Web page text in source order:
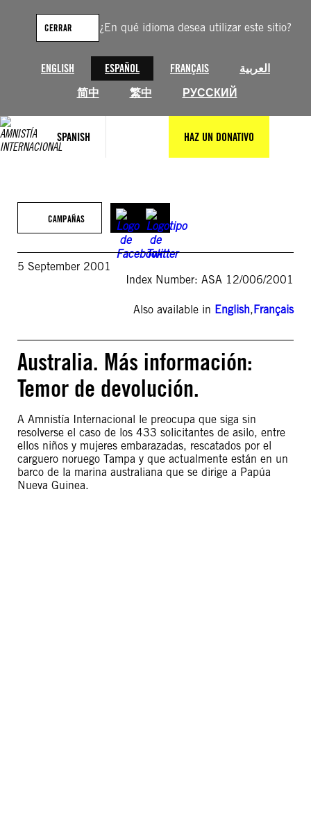
¿En qué idioma desea utilizar este sitio?
ENGLISH ESPAÑOL FRANÇAIS
العربية
简中
繁中 РУССКИЙ
CERRAR
SPANISH HAZ UN DONATIVO
contenido
CAMPAÑAS
5 September 2001
Index Number: ASA 12/006/2001
Also available in English,Français
Australia. Más información:
Temor de devolución.
A Amnistía Internacional le preocupa que siga sin
resolverse el caso de los 433 solicitantes de asilo, entre
ellos niños y mujeres embarazadas, rescatados por el
carguero noruego Tampa y que actualmente están en un
barco de la marina australiana que se dirige a Papúa
Nueva Guinea.